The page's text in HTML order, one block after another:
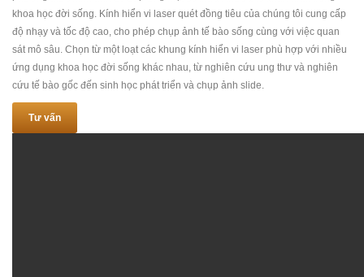
khoa học đời sống. Kính hiển vi laser quét đồng tiêu của chúng tôi cung cấp
độ nhạy và tốc độ cao, cho phép chụp ảnh tế bào sống cùng với việc quan
sát mô sâu. Chọn từ một loạt các khung kính hiển vi laser phù hợp với nhiều
ứng dụng khoa học đời sống khác nhau, từ nghiên cứu ung thư và nghiên
cứu tế bào gốc đến sinh học phát triển và chụp ảnh slide.
Tư vấn